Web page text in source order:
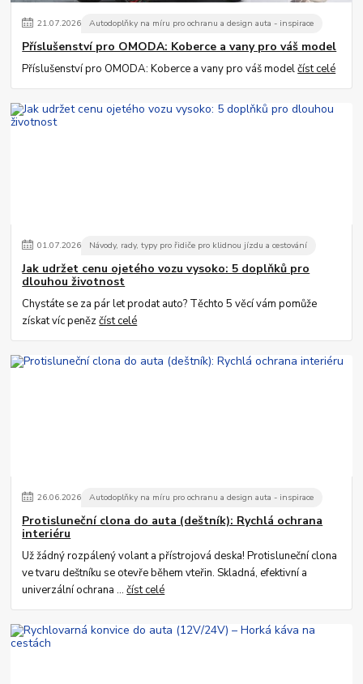
21.07.2026 Autodoplňky na míru pro ochranu a design auta - inspirace
Příslušenství pro OMODA: Koberce a vany pro váš model
Příslušenství pro OMODA: Koberce a vany pro váš modelčíst celé
01.07.2026 Návody, rady, typy pro řidiče pro klidnou jízdu a cestování
Jak udržet cenu ojetého vozu vysoko: 5 doplňků pro
dlouhou životnost
Chystáte se za pár let prodat auto? Těchto 5 věcí vám pomůže
získat víc penězčíst celé
26.06.2026 Autodoplňky na míru pro ochranu a design auta - inspirace
Protisluneční clona do auta (deštník): Rychlá ochrana
interiéru
Už žádný rozpálený volant a přístrojová deska! Protisluneční clona
ve tvaru deštníku se otevře během vteřin. Skladná, efektivní a
univerzální ochrana ...číst celé